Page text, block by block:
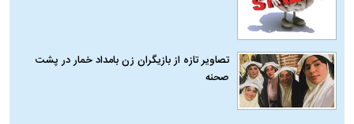
تصاویر تازه از بازیگران زن بامداد خمار در پشت
صحنه